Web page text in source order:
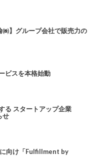
㈱】グループ会社で販売力の
ビスを本格始動
る スタートアップ企業
せ
向け「Fulfillment by